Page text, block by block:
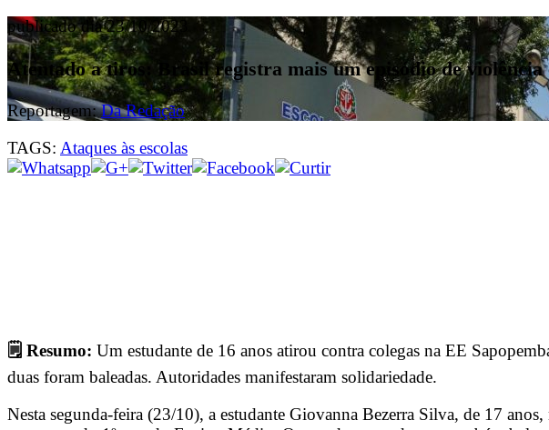
publicado dia 23/10/2023
Atentado a tiros: Brasil registra mais um episódio de violência
Reportagem:Da Redação
TAGS: Ataques às escolas
🗒 Resumo: Um estudante de 16 anos atirou contra colegas na EE
duas foram baleadas. Autoridades manifestaram solidariedade.
Nesta segunda-feira (23/10), a estudante Giovanna Bezerra Silva, de 17